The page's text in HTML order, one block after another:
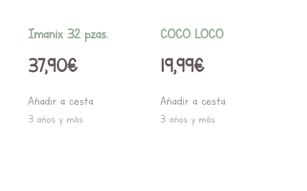
Imanix 32 pzas.
37,90€
Añadir a cesta
3 años y más
COCO LOCO
19,99€
Añadir a cesta
3 años y más